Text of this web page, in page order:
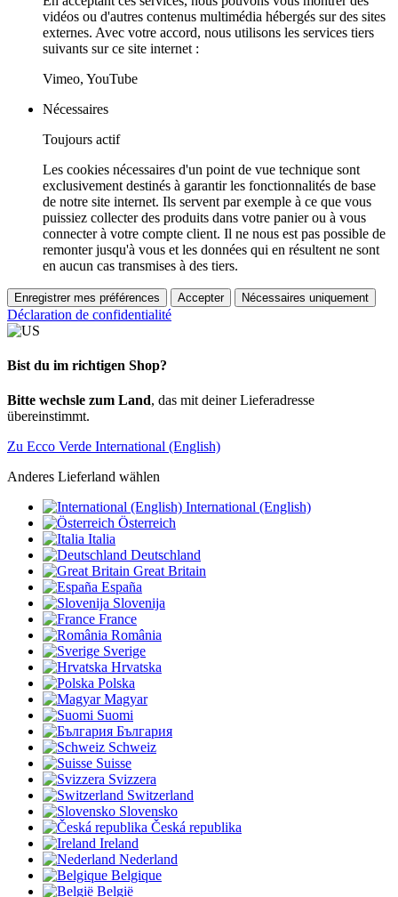
vidéos ou d'autres contenus multimédia hébergés sur des sites
externes. Avec votre accord, nous utilisons les services tiers
suivants sur ce site internet :
Vimeo, YouTube
Nécessaires
Toujours actif
Les cookies nécessaires d'un point de vue technique sont
exclusivement destinés à garantir les fonctionnalités de base
de notre site internet. Ils servent par exemple à ce que vous
puissiez collecter des produits dans votre panier ou à vous
connecter à votre compte client. Il ne nous est pas possible de
remonter jusqu'à vous et les données qui en résultent ne sont
en aucun cas transmises à des tiers.
Enregistrer mes préférences Accepter Nécessaires uniquement
Déclaration de confidentialité
Bist du im richtigen Shop?
Bitte wechsle zum Land, das mit deiner Lieferadresse
übereinstimmt.
Zu Ecco Verde International (English)
Anderes Lieferland wählen
International (English)
Österreich
Italia
Deutschland
Great Britain
España
Slovenija
France
România
Sverige
Hrvatska
Polska
Magyar
Suomi
България
Schweiz
Suisse
Svizzera
Switzerland
Slovensko
Česká republika
Ireland
Nederland
Belgique
België